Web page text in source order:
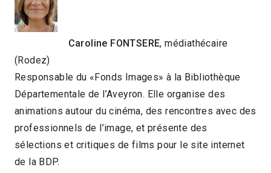
Caroline FONTSERE, médiathécaire
(Rodez)
Responsable du «Fonds Images» à la Bibliothèque
Départementale de l’Aveyron. Elle organise des
animations autour du cinéma, des rencontres avec des
professionnels de l’image, et présente des
sélections et critiques de films pour le site internet
de la BDP.